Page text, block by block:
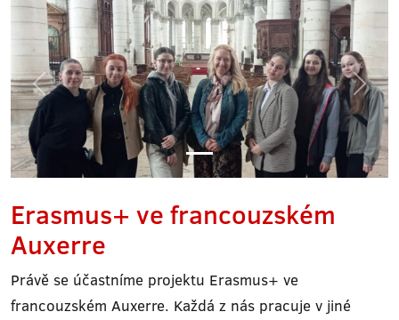
Erasmus+ ve francouzském
Auxerre
Právě se účastníme projektu Erasmus+ ve
francouzském Auxerre. Každá z nás pracuje v jiné